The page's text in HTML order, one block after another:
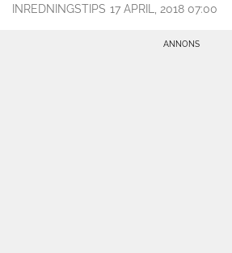
INREDNINGSTIPS 17 APRIL, 2018 07:00